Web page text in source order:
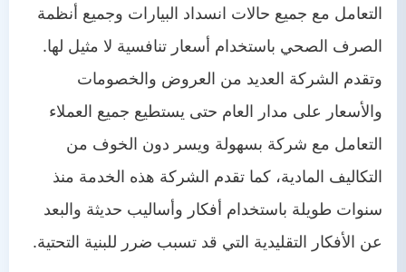
التعامل مع جميع حالات انسداد البيارات وجميع أنظمة
الصرف الصحي باستخدام أسعار تنافسية لا مثيل لها.
وتقدم الشركة العديد من العروض والخصومات
والأسعار على مدار العام حتى يستطيع جميع العملاء
التعامل مع شركة بسهولة ويسر دون الخوف من
التكاليف المادية، كما تقدم الشركة هذه الخدمة منذ
سنوات طويلة باستخدام أفكار وأساليب حديثة والبعد
عن الأفكار التقليدية التي قد تسبب ضرر للبنية التحتية.